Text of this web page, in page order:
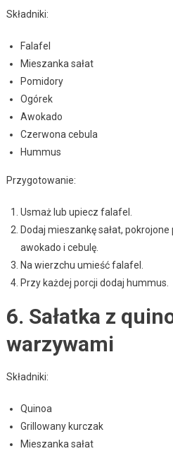
Składniki:
Falafel
Mieszanka sałat
Pomidory
Ogórek
Awokado
Czerwona cebula
Hummus
Przygotowanie:
Usmaż lub upiecz falafel.
Dodaj mieszankę sałat,
awokado i cebulę.
Na wierzchu umieść falafel.
Przy każdej porcji dodaj hummus.
6. Sałatka z
warzywami
Składniki:
Quinoa
Grillowany kurczak
Mieszanka sałat